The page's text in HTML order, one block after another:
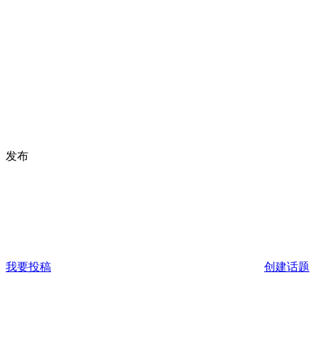
发布
我要投稿 创建话题